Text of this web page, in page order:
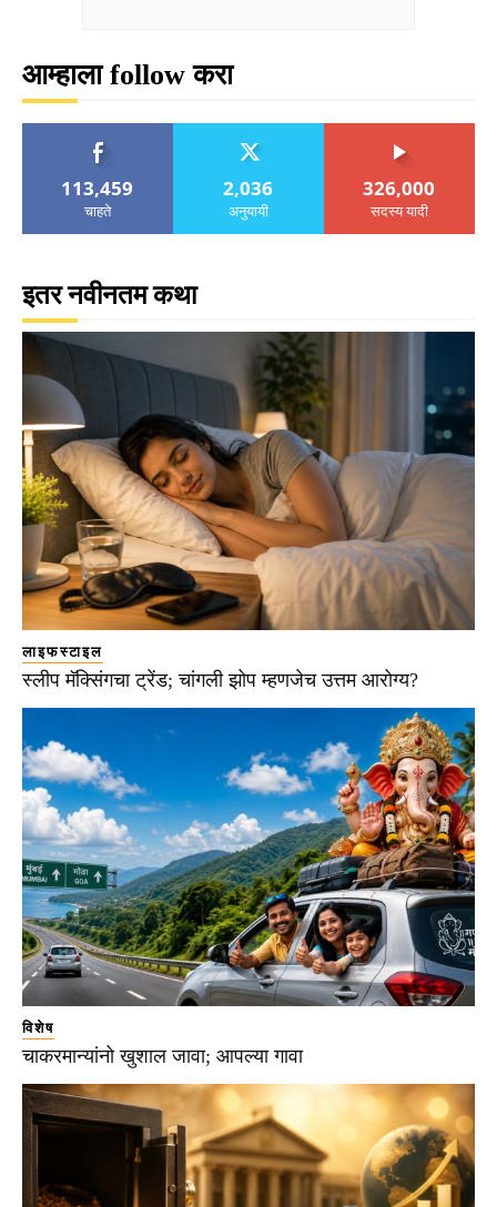
आम्हाला follow करा
113,459
चाहते
2,036
अनुयायी
326,000
सदस्य यादी
इतर नवीनतम कथा
लाइफस्टाइल
स्लीप मॅक्सिंगचा ट्रेंड; चांगली झोप म्हणजेच उत्तम आरोग्य?
विशेष
चाकरमान्यांनो खुशाल जावा; आपल्या गावा